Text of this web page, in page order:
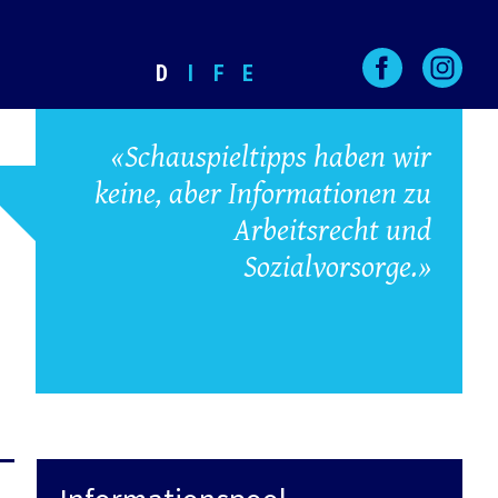
D I F E
«Schauspieltipps haben wir
keine, aber Informationen zu
Arbeitsrecht und
Sozialvorsorge.»